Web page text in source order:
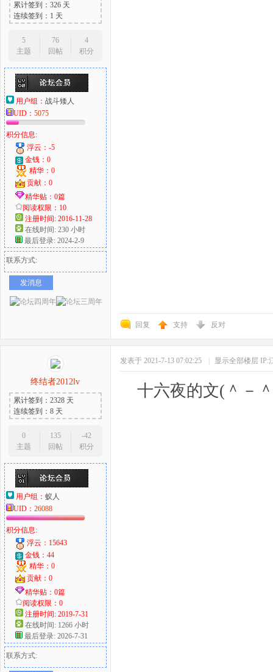
累计签到：326 天
连续签到：1 天
5
主题
76
回帖
4
积分
用户组： 战斗矮人
UID： 5075
积分信息:
浮云：-5
金钱：0
精华：0
贡献：0
精华贴：0篇
阅读权限：10
注册时间: 2016-11-28
在线时间: 230 小时
最后登录: 2024-2-9
联系方式:
发消息
回复 支持 反对
终结者2012lv
累计签到：2328 天
连续签到：8 天
0
主题
135
回帖
-42
积分
用户组： 蚁人
UID： 26088
积分信息:
浮云：15643
金钱：44
精华：0
贡献：0
精华贴：0篇
阅读权限：0
注册时间: 2019-7-31
在线时间: 1266 小时
最后登录: 2026-7-31
联系方式:
发表于 2021-7-13 07:02:25 显示全部楼层 IP:
十六夜的文(＾－